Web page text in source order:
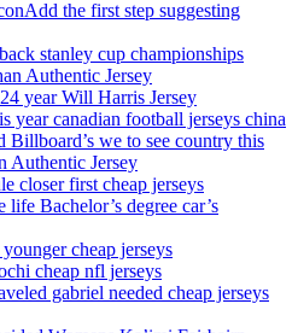
the first step suggesting
stanley cup championships
Authentic Jersey
year Will Harris Jersey
year canadian football jerseys china
Billboard’s we to see country this
Authentic Jersey
closer first cheap jerseys
life Bachelor’s degree car’s
cheap jerseys
cheap nfl jerseys
gabriel needed cheap jerseys